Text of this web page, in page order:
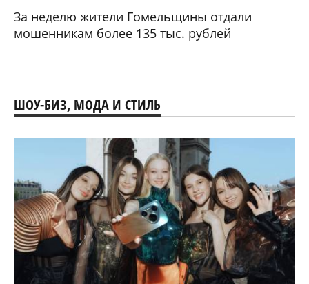
За неделю жители Гомельщины отдали
мошенникам более 135 тыс. рублей
ШОУ-БИЗ, МОДА И СТИЛЬ